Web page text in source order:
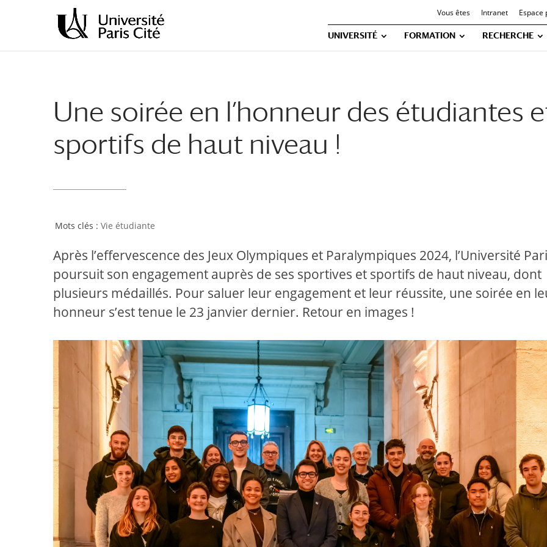
principal
navigation
Vous êtes Intranet Espace
UNIVERSITÉ FORMATION RECHERCHE
Une soirée en l’honneur des étudiantes
sportifs de haut niveau !
Vie étudiante
Après l’effervescence des Jeux Olympiques et Paralympiques 2024, l’Université
poursuit son engagement auprès de ses sportives et sportifs de haut niveau, dont
plusieurs médaillés. Pour saluer leur engagement et leur réussite, une soirée en
honneur s’est tenue le 23 janvier dernier. Retour en images !